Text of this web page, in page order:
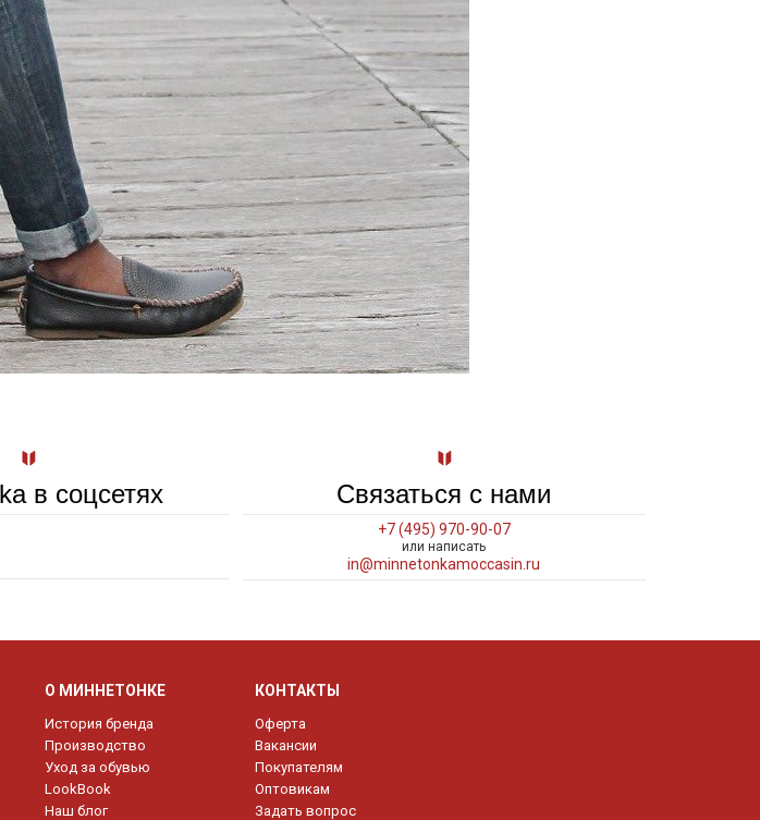
в соцсетях Связаться с нами
+7 (495) 970-90-07
или написать
in@minnetonkamoccasin.ru
О МИННЕТОНКЕ
История бренда
Производство
Уход за обувью
LookBook
Наш блог
КОНТАКТЫ
Оферта
Вакансии
Покупателям
Оптовикам
Задать вопрос